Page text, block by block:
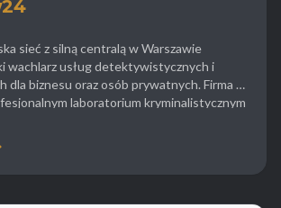
sieć z silną centralą w Warszawie
wachlarz usług detektywistycznych i
dla biznesu oraz osób prywatnych. Firma ta
laboratorium kryminalistycznym
przy rekrutacji na wysokie
zajmują się sprawami rozwodowymi